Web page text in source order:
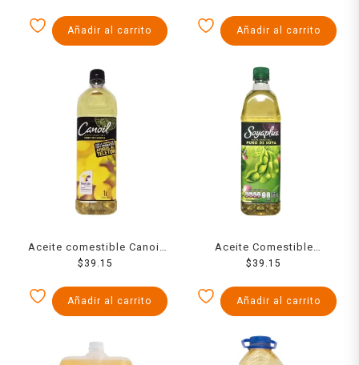
Añadir al carrito Añadir al carrito
Aceite comestible Canoil
puro de canola 946 ml
$ 39.15
Añadir al carrito
Aceite Comestible
Soyaplus puro de soya
$ 39.15
Añadir al carrito